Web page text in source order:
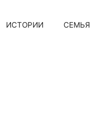
ИСТОРИИ СЕМЬЯ